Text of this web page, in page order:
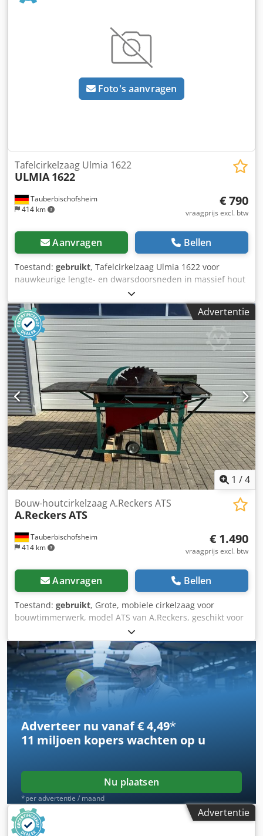
Foto's aanvragen
Tauberbischofsheim
414 km
Tafelcirkelzaag Ulmia 1622
ULMIA 1622
€ 790
vraagprijs excl. btw
Aanvragen Bellen
Toestand: gebruikt, Tafelcirkelzaag Ulmia 1622 voor
nauwkeurige lengte- en dwarsdoorsneden in massief hout
en houtachtige materialen. De robuuste constructie maakt
betrouwbaar werken mogelijk in ambachtelijke bedrijven
en in de werkplaats. Ideaal voor timmerwerkplaatsen en
algemene hout- en meubelproductie. Technische
specificaties: - Tafelafmetingen: 560 x 710 mm - Zaagblad
diameter: max. ca. 300 mm - Motor: 1,5 kW Chjdpfx
Aezryvtsg Eoa
Advertentie
1 /4
Tauberbischofsheim
414 km
Bouw-houtcirkelzaag A.Reckers ATS
A.ReckersATS
€ 1.490
vraagprijs excl. btw
Aanvragen Bellen
Toestand: gebruikt, Grote, mobiele cirkelzaag voor
bouwtimmerwerk, model ATS van A.Reckers, geschikt voor
diverse zaagwerkzaamheden in bedrijven of op de
bouwplaats. Chjdpfxozryvmo Ag Eja
Adverteer nu vanaf € 4,49*
11 miljoen koperswachten op u
Nu plaatsen
*per advertentie / maand
Advertentie